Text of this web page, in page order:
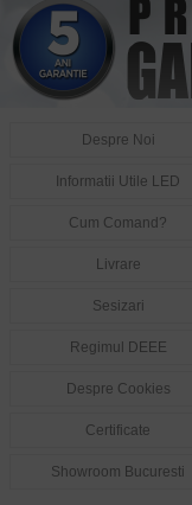
Despre Noi
Informatii Utile LED
Cum Comand?
Livrare
Sesizari
Regimul DEEE
Despre Cookies
Certificate
Showroom Bucuresti